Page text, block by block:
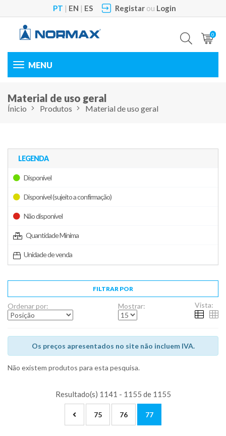
PT | EN | ES Registarou Login
0
Toggle
Material de uso geral
Ínicio Produtos Material de uso geral
LEGENDA
Disponível
Disponível (sujeito a confirmação)
Não disponível
Quantidade Mínima
Unidade de venda
FILTRAR POR
Ordenar por: Mostrar: Vista:
Os preços apresentados no site não incluem IVA.
Não existem produtos para esta pesquisa.
Resultado(s) 1141 - 1155 de 1155
75 76 77